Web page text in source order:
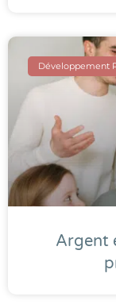
Développement
Argent